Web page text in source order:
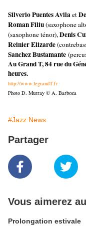
Silverio Puentes Avilaet
Roman Filiu(saxophone
(saxophone ténor),Denis
Reinier Elizarde
Sanchez Bustamante
Au Grand T, 84 rue du
heures.
http://www.legrandT.fr
Photo D. Murray © A. Barboza
#Jazz News
Partager
Vous aimerez
Prolongation estivale